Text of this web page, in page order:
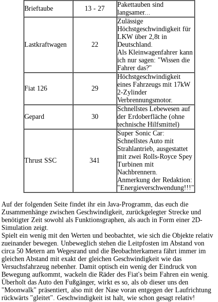
Brieftaube
13 - 27
Pakettauben sind
langsamer...
Lastkraftwagen 22
Zulässige
Höchstgeschwindigkeit für
LKW über 2,8t in
Deutschland.
Als Kleinwagenfahrer kann
ich nur sagen: "Wissen die
Fahrer das?"
Fiat 126 29
Höchstgeschwindigkeit
eines Fahrzeugs mit 17kW
2-Zylinder
Verbrennungsmotor.
Gepard 30
Schnellstes Lebewesen auf
der Erdoberfläche (ohne
technische Hilfsmittel)
Thrust SSC 341
Super Sonic Car:
Schnellstes Auto mit
Strahlantrieb, ausgestattet
mit zwei Rolls-Royce Spey
Turbinen mit
Nachbrennern.
Anmerkung der Redaktion:
"Energieverschwendung!!!"
Auf der folgenden Seite findet ihr ein Java-Programm, das euch die
Zusammenhänge zwischen Geschwindigkeit, zurückgelegter Strecke und
benötigter Zeit sowohl als Funktionsgraphen, als auch in Form einer 2D-
Simulation zeigt.
Spielt ein wenig mit den Werten und beobachtet, wie sich die Objekte relativ
zueinander bewegen. Unbeweglich stehen die Leitpfosten im Abstand von
circa 50 Metern am Wegesrand und die Beobachterkamera fährt immer im
gleichen Abstand mit exakt der gleichen Geschwindigkeit wie das
Versuchsfahrzeug nebenher. Damit optisch ein wenig der Eindruck von
Bewegung aufkommt, wackeln die Räder des Fiat's beim Fahren ein wenig.
Überholt das Auto den Fußgänger, wirkt es so, als ob dieser uns den
"Moonwalk" präsentiert, also mit der Nase voran entgegen der Laufrichtung
rückwärts "gleitet". Geschwindigkeit ist halt, wie schon gesagt relativ!